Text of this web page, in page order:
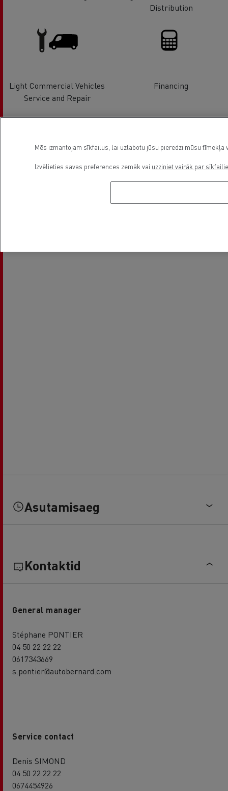
Distribution
Light Commercial Vehicles
Service and Repair
Financing
Asutamisaeg
Kontaktid
General manager
Stéphane PONTIER
04 50 22 22 22
0617343669
s.pontier@autobernard.com
Service contact
Denis SIMOND
04 50 22 22 22
0674454926
Mēs izmantojam sīkfailus, lai uzlabotu jūsu pieredzi mūsu
Izvēlieties savas preferences zemāk vai uzziniet vairāk par